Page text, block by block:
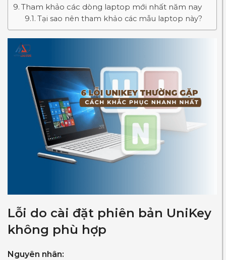
Tham khảo các dòng laptop mới nhất năm nay
Tại sao nên tham khảo các mẫu laptop này?
Lỗi do cài đặt phiên bản UniKey
không phù hợp
Nguyên nhân: